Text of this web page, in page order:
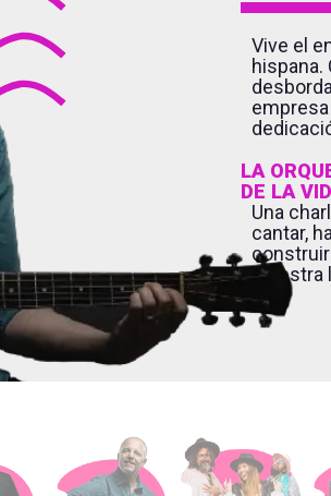
Vive el
hispana.
LA
DE LA
Una
cantar,